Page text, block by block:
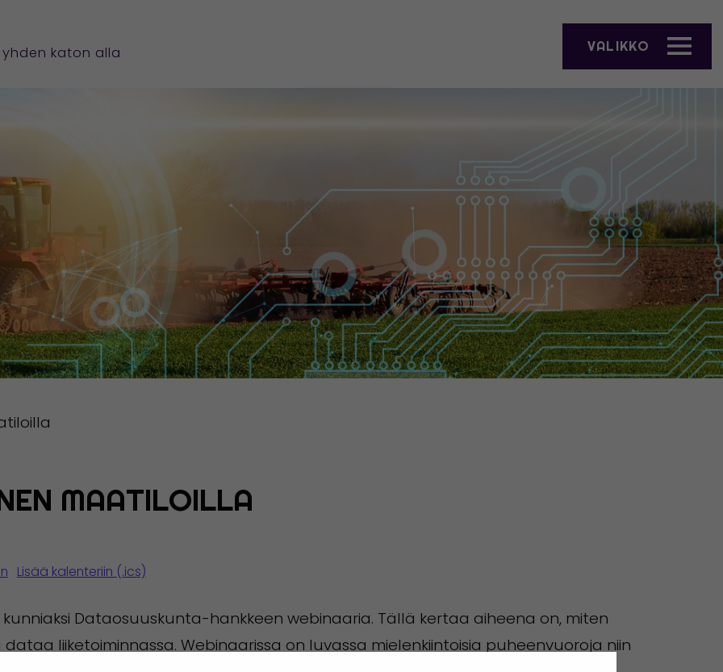
katon alla VALIKKO
AVAA VALIKKO"
MAATILOILLA
Lisää kalenteriin (.ics)
Dataosuuskunta-hankkeen webinaaria. Tällä kertaa aiheena on, miten
liiketoiminnassa. Webinaarissa on luvassa mielenkiintoisia puheenvuoroja niin